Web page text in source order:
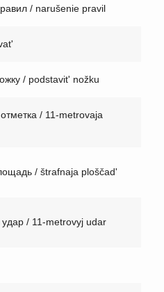
/ narušenie pravil
/ podstavit' nožku
/ 11-metrovaja
/ štrafnaja ploščad'
/ 11-metrovyj udar